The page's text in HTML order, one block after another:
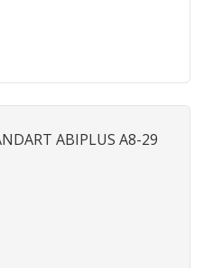
ABIPLUS A8-29